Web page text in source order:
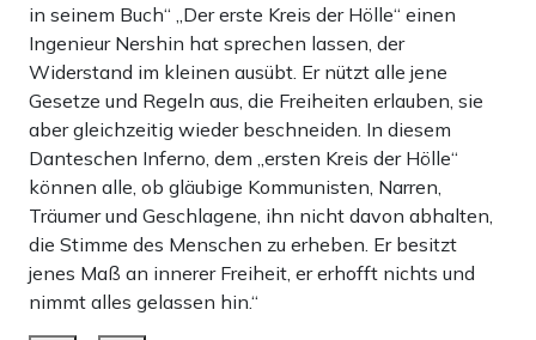
in seinem Buch“ „Der erste Kreis der Hölle“ einen
Ingenieur Nershin hat sprechen lassen, der
Widerstand im kleinen ausübt. Er nützt alle jene
Gesetze und Regeln aus, die Freiheiten erlauben, sie
aber gleichzeitig wieder beschneiden. In diesem
Danteschen Inferno, dem „ersten Kreis der Hölle“
können alle, ob gläubige Kommunisten, Narren,
Träumer und Geschlagene, ihn nicht davon abhalten,
die Stimme des Menschen zu erheben. Er besitzt
jenes Maß an innerer Freiheit, er erhofft nichts und
nimmt alles gelassen hin.“